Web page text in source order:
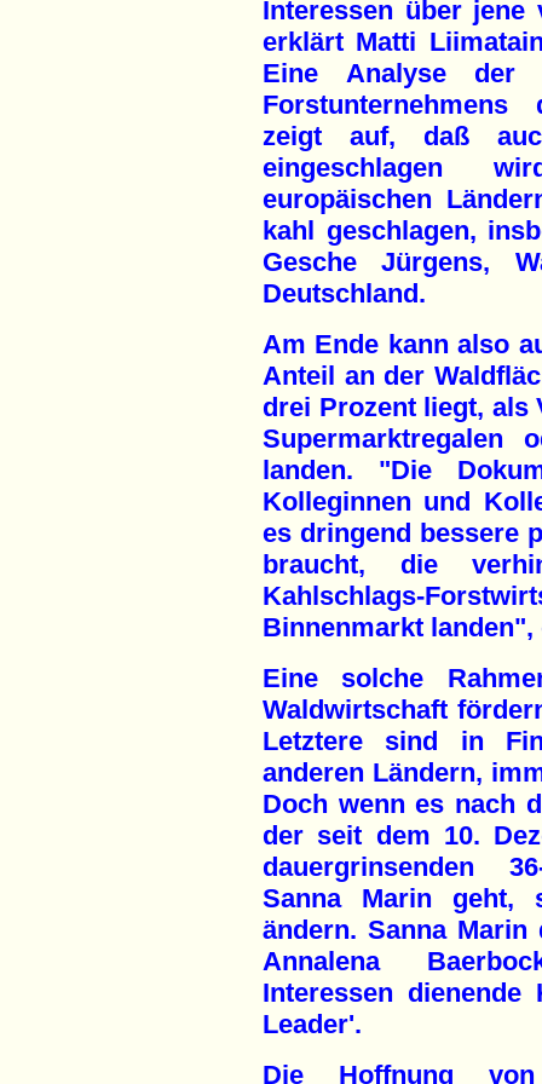
Interessen über
erklärt Matti
Eine Analyse der
zeigt auf, daß
eingeschlagen
europäischen
kahl geschlagen,
Gesche Jürgens,
Deutschland.
Am Ende kann also
Anteil an der
drei Prozent liegt, als
landen. "Die
Kolleginnen und
es dringend bessere
braucht, die
Kahlschlags-
Binnenmarkt
Eine solche
Waldwirtschaft
Letztere sind in
anderen Ländern,
Doch wenn es nach
der seit dem 10.
dauergrinsenden
Sanna Marin geht,
ändern. Sanna
Annalena
Interessen dienende
Leader'.
Die Hoffnung